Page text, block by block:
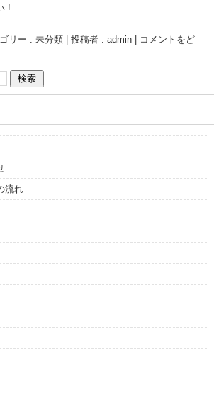
!
リー : 未分類 投稿者 : admin
コメントをど
流れ